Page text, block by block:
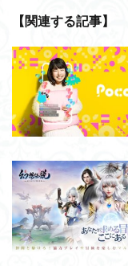
【関連する記事】